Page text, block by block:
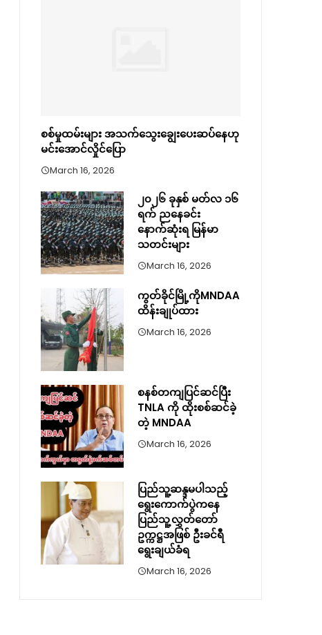
စစ်မှုထမ်းများ အသက်သွေးချွေးပေးဆပ်နေဟု
မင်းအောင်လှိုင်ပြော
March 16, 2026
၂၀၂၆ ခုနှစ် မတ်လ ၁၆
ရက် ညနေခင်း
နောက်ဆုံးရ မြန်မာ
သတင်းများ
March 16, 2026
ကွတ်ခိုင်မြို့ကိုMNDAA
ထိန်းချုပ်ထား
March 16, 2026
စနစ်တကျပြင်ဆင်ပြီး
TNLA ကို ထိုးစစ်ဆင်ခဲ့
တဲ့ MNDAA
March 16, 2026
ပြည်သူ့ဆန္ဒမပါသည့်
ရွေးကောက်ပွဲကနေ
ပြည်သူ့လွှတ်တော်
ဥက္ကဋ္ဌအဖြစ် ဦးခင်ရီ
ရွေးချယ်ခံရ
March 16, 2026